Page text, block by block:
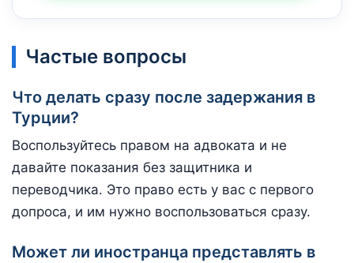
Частые вопросы
Что делать сразу после задержания в
Турции?
Воспользуйтесь правом на адвоката и не
давайте показания без защитника и
переводчика. Это право есть у вас с первого
допроса, и им нужно воспользоваться сразу.
Может ли иностранца представлять в